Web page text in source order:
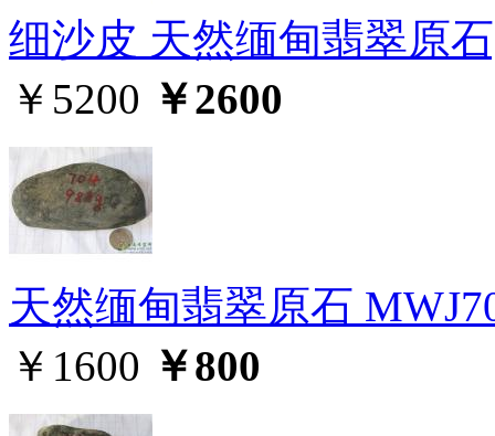
细沙皮 天然缅甸翡翠原
￥5200 ￥2600
天然缅甸翡翠原石
￥1600 ￥800